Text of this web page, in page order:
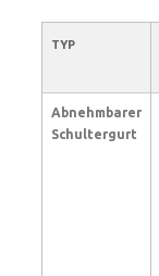
TYP
Abnehmbarer
Schultergurt